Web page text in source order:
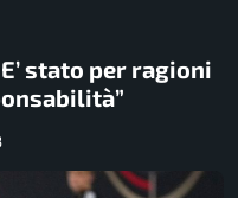
stato per ragioni